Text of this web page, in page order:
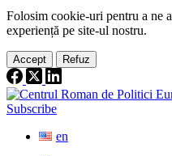
Folosim cookie-uri pentru a ne
experiență pe site-ul nostru.
Accept Refuz
Subscribe
en